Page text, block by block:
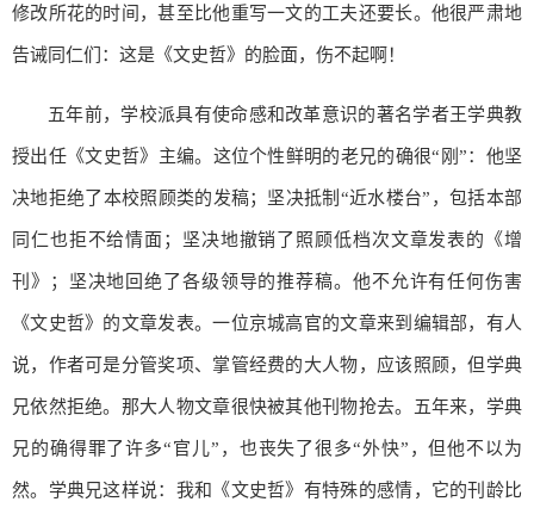
修改所花的时间，甚至比他重写一文的工夫还要长。他很严肃地
告诫同仁们：这是《文史哲》的脸面，伤不起啊！
五年前，学校派具有使命感和改革意识的著名学者王学典教
授出任《文史哲》主编。这位个性鲜明的老兄的确很“刚”：他坚
决地拒绝了本校照顾类的发稿；坚决抵制“近水楼台”，包括本部
同仁也拒不给情面；坚决地撤销了照顾低档次文章发表的《增
刊》；坚决地回绝了各级领导的推荐稿。他不允许有任何伤害
《文史哲》的文章发表。一位京城高官的文章来到编辑部，有人
说，作者可是分管奖项、掌管经费的大人物，应该照顾，但学典
兄依然拒绝。那大人物文章很快被其他刊物抢去。五年来，学典
兄的确得罪了许多“官儿”，也丧失了很多“外快”，但他不以为
然。学典兄这样说：我和《文史哲》有特殊的感情，它的刊龄比